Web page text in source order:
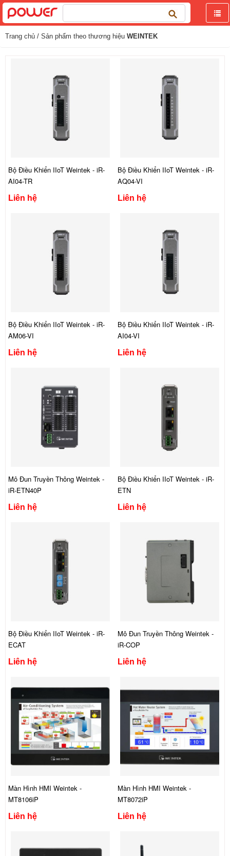
Tìm
kiếm
Trang chủ / Sản phẩm theo thương hiệu WEINTEK
Bộ Điều Khiển IIoT Weintek - iR-
AI04-TR
Liên hệ
Bộ Điều Khiển IIoT Weintek - iR-
AQ04-VI
Liên hệ
Bộ Điều Khiển IIoT Weintek - iR-
AM06-VI
Liên hệ
Bộ Điều Khiển IIoT Weintek - iR-
AI04-VI
Liên hệ
Mô Đun Truyền Thông Weintek -
iR-ETN40P
Liên hệ
Bộ Điều Khiển IIoT Weintek - iR-
ETN
Liên hệ
Bộ Điều Khiển IIoT Weintek - iR-
ECAT
Liên hệ
Mô Đun Truyền Thông Weintek -
iR-COP
Liên hệ
Màn Hình HMI Weintek -
MT8106iP
Liên hệ
Màn Hình HMI Weintek -
MT8072iP
Liên hệ